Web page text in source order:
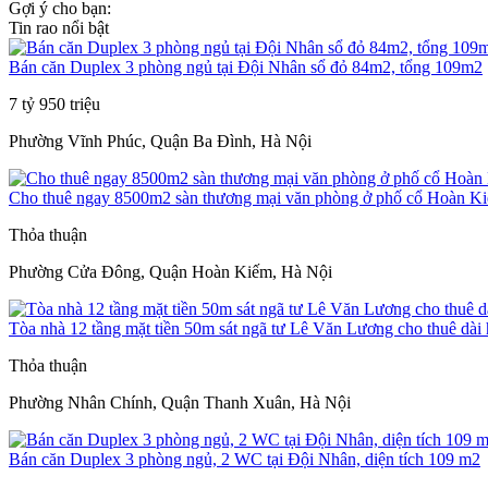
Gợi ý cho bạn:
Tin rao nổi bật
Bán căn Duplex 3 phòng ngủ tại Đội Nhân sổ đỏ 84m2, tổng 109m2
7 tỷ 950 triệu
Phường Vĩnh Phúc, Quận Ba Đình, Hà Nội
Cho thuê ngay 8500m2 sàn thương mại văn phòng ở phố cổ Hoàn
Thỏa thuận
Phường Cửa Đông, Quận Hoàn Kiếm, Hà Nội
Tòa nhà 12 tầng mặt tiền 50m sát ngã tư Lê Văn Lương cho thuê dài
Thỏa thuận
Phường Nhân Chính, Quận Thanh Xuân, Hà Nội
Bán căn Duplex 3 phòng ngủ, 2 WC tại Đội Nhân, diện tích 109 m2